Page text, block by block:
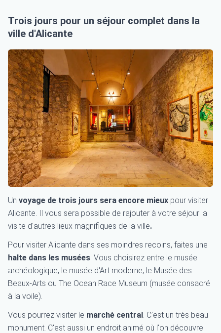
Trois jours pour un séjour complet dans la
ville d'Alicante
Un voyage de trois jours sera encore mieux pour visiter
Alicante. Il vous sera possible de rajouter à votre séjour la
visite d'autres lieux magnifiques de la ville.
Pour visiter Alicante dans ses moindres recoins, faites une
halte dans les musées . Vous choisirez entre le musée
archéologique, le musée d'Art moderne, le Musée des
Beaux-Arts ou The Ocean Race Museum (musée consacré
à la voile).
Vous pourrez visiter le marché central . C'est un très beau
monument. C'est aussi un endroit animé où l'on découvre